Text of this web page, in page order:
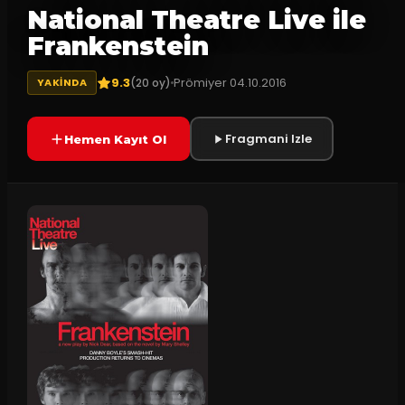
National Theatre Live ile
Frankenstein
YAKINDA 9.3(20 oy)Prömiyer 04.10.2016
Hemen Kayıt Ol Fragmani Izle